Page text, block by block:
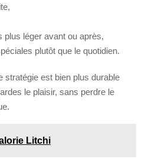
léger avant ou après,
plutôt que le quotidien.
stratégie est bien plus durable
le plaisir, sans perdre le
Litchi